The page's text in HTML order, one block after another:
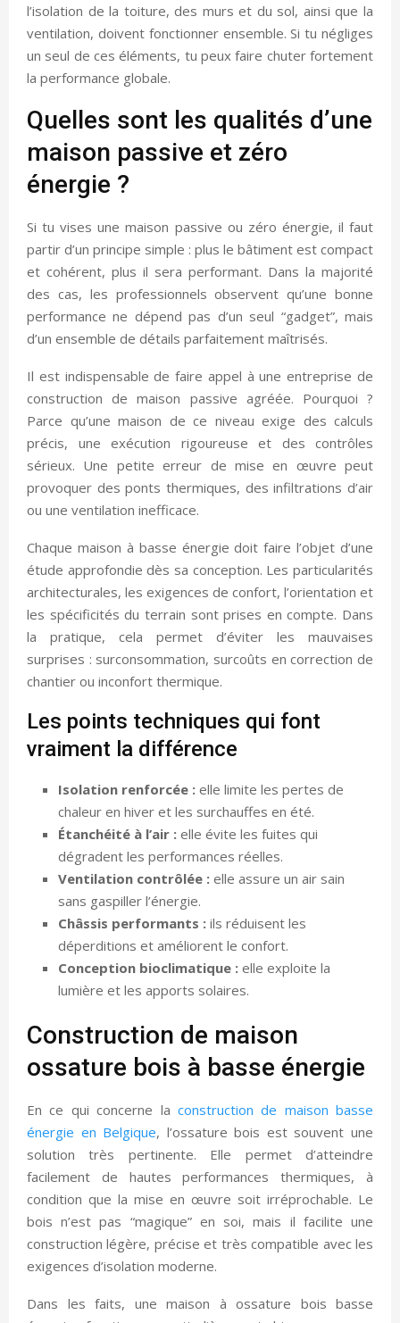
l’isolation de la toiture, des murs et du sol, ainsi que la
ventilation, doivent fonctionner ensemble. Si tu négliges
un seul de ces éléments, tu peux faire chuter fortement
la performance globale.
Quelles sont les qualités d’une
maison passive et zéro
énergie ?
Si tu vises une maison passive ou zéro énergie, il faut
partir d’un principe simple : plus le bâtiment est compact
et cohérent, plus il sera performant. Dans la majorité
des cas, les professionnels observent qu’une bonne
performance ne dépend pas d’un seul “gadget”, mais
d’un ensemble de détails parfaitement maîtrisés.
Il est indispensable de faire appel à une entreprise de
construction de maison passive agréée. Pourquoi ?
Parce qu’une maison de ce niveau exige des calculs
précis, une exécution rigoureuse et des contrôles
sérieux. Une petite erreur de mise en œuvre peut
provoquer des ponts thermiques, des infiltrations d’air
ou une ventilation inefficace.
Chaque maison à basse énergie doit faire l’objet d’une
étude approfondie dès sa conception. Les particularités
architecturales, les exigences de confort, l’orientation et
les spécificités du terrain sont prises en compte. Dans
la pratique, cela permet d’éviter les mauvaises
surprises : surconsommation, surcoûts en correction de
chantier ou inconfort thermique.
Les points techniques qui font
vraiment la différence
Isolation renforcée : elle limite les pertes de
chaleur en hiver et les surchauffes en été.
Étanchéité à l’air : elle évite les fuites qui
dégradent les performances réelles.
Ventilation contrôlée : elle assure un air sain
sans gaspiller l’énergie.
Châssis performants : ils réduisent les
déperditions et améliorent le confort.
Conception bioclimatique : elle exploite la
lumière et les apports solaires.
Construction de maison
ossature bois à basse énergie
En ce qui concerne la construction de maison basse
énergie en Belgique, l’ossature bois est souvent une
solution très pertinente. Elle permet d’atteindre
facilement de hautes performances thermiques, à
condition que la mise en œuvre soit irréprochable. Le
bois n’est pas “magique” en soi, mais il facilite une
construction légère, précise et très compatible avec les
exigences d’isolation moderne.
Dans les faits, une maison à ossature bois basse